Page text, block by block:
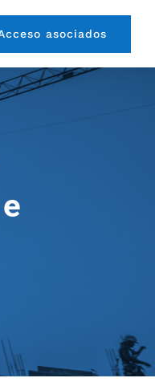
asociados